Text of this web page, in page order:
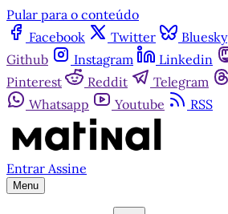
Pular para o conteúdo
Facebook
Twitter Bluesky
Github
Instagram Linkedin
Pinterest
Reddit Telegram
Whatsapp
Youtube RSS
Entrar Assine
Menu